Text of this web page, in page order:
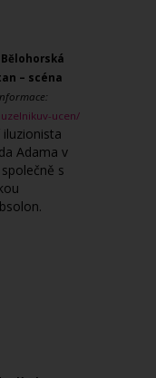
– scéna
ucen/
Adama v
s